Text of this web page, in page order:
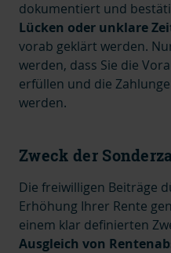
dokumentiert und
Lücken oder unklare
vorab geklärt werden.
werden, dass Sie die
erfüllen und die
werden.
Zweck der
Die freiwilligen Beiträge
Erhöhung Ihrer Rente
einem klar definierten
Ausgleich von